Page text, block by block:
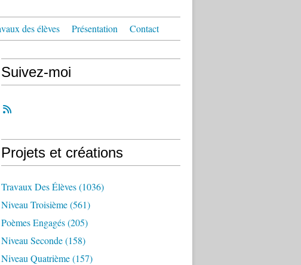
des élèves Présentation Contact
Suivez-moi
Projets et créations
Travaux Des Élèves(1036)
Niveau Troisième(561)
Poèmes Engagés(205)
Niveau Seconde(158)
Niveau Quatrième(157)